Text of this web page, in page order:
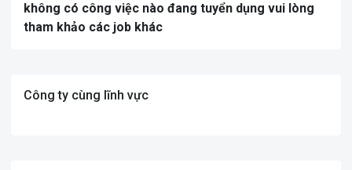
không có công việc nào đang tuyển dụng vui lòng
tham khảo các job khác
Công ty cùng lĩnh vực